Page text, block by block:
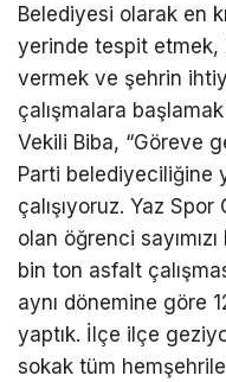
Belediyesi olarak en
yerinde tespit
vermek ve şehrin
çalışmalara
Vekili Biba, “Göreve
Parti belediyeciliğine
çalışıyoruz. Yaz
olan öğrenci
bin ton asfalt
aynı dönemine göre
yaptık. İlçe ilçe
sokak tüm